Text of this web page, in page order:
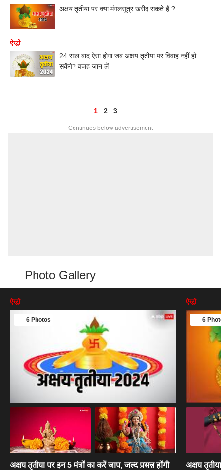
अक्षय तृतीया पर क्या मंगलसूत्र खरीद सकते हैं ?
ऐस्ट्रो
24 साल बाद ऐसा होगा जब अक्षय तृतीया पर विवाह नहीं हो
सकेंगे? वजह जान लें
1 2 3
Continues below advertisement
Photo Gallery
ऐस्ट्रो
6 Photos
अक्षय तृतीया पर इन 5 मंत्रों का करें जाप, जल्द प्रसन्न होंगी
ऐस्ट्रो
6
अक्षय